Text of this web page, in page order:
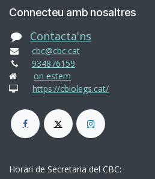
Connecteu amb nosaltres
Contacta'ns
cbc@cbc.cat
934876159
on estem
https://cbiolegs.cat/
Horari de Secretaria del CBC: